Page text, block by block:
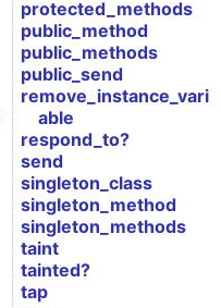
protected_methods
public_method
public_methods
public_send
remove_instance_vari
able
respond_to?
send
singleton_class
singleton_method
singleton_methods
taint
tainted?
tap